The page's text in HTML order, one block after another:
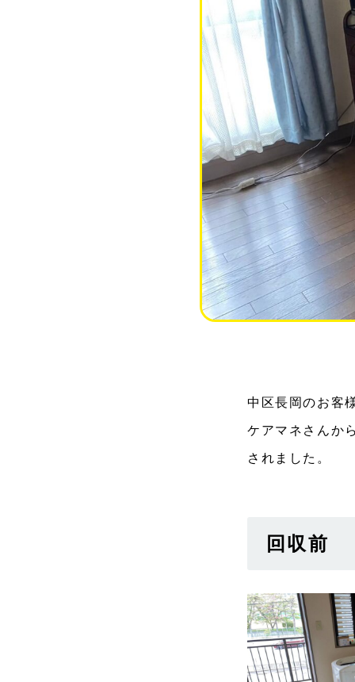
中区長岡のお客
ケアマネさんか
されました。
回収前